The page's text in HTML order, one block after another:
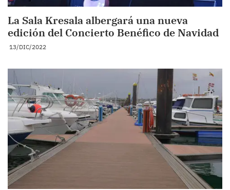
La Sala Kresala albergará una nueva
edición del Concierto Benéfico de Navidad
13/DIC/2022